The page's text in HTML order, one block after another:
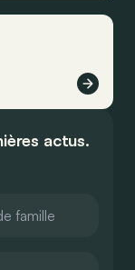
actus.